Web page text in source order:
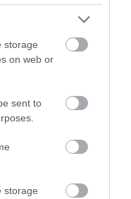
storage
on web or
sent to
storage
dros 86
addysgu
afon,…